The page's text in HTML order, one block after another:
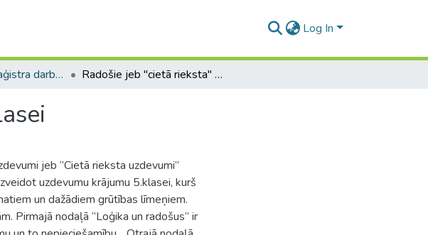
Log In
Bakalaura un maģistra darbi (MDZF) / Bachelor's and Master's theses Radošie jeb "cietā rieksta" uzdevumi 5. klasei
jeb ‘’Cietā rieksta uzdevumi’’
uzdevumu krājumu 5.klasei, kurš
un dažādiem grūtības līmeņiem.
Pirmajā nodaļā “Loģika un radošus’’ ir